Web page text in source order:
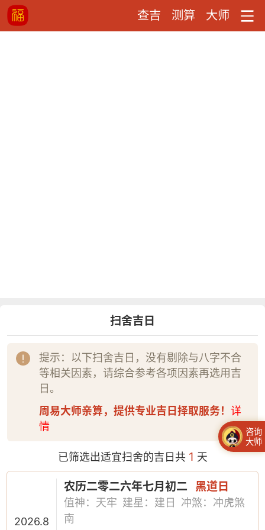
查吉 测算 大师
扫舍吉日
提示：以下扫舍吉日，没有剔除与八字不合
等相关因素，请综合参考各项因素再选用吉
日。
周易大师亲算，提供专业吉日择取服务！ 详
情
已筛选出适宜扫舍的吉日共1 天
2026.8
农历二零二六年七月初二 黑道日
值神：天牢 建星：建日
冲煞：冲虎煞
南
咨询
大师